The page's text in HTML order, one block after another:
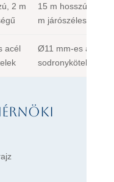
2 m
15 m hosszú, 1,5
m járószélességű
acél
Ø11 mm-es acél
sodronykötelek